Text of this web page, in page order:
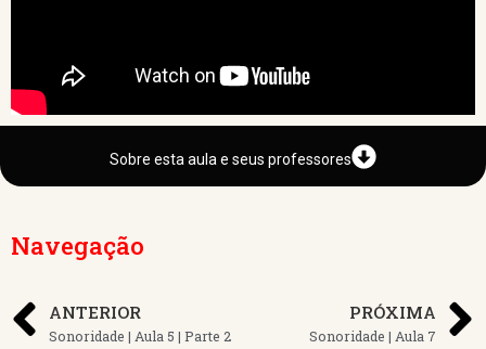
Sobre esta aula e seus professores
Navegação
ANTERIOR
Sonoridade | Aula 5 | Parte 2
PRÓXIMA
Sonoridade | Aula 7